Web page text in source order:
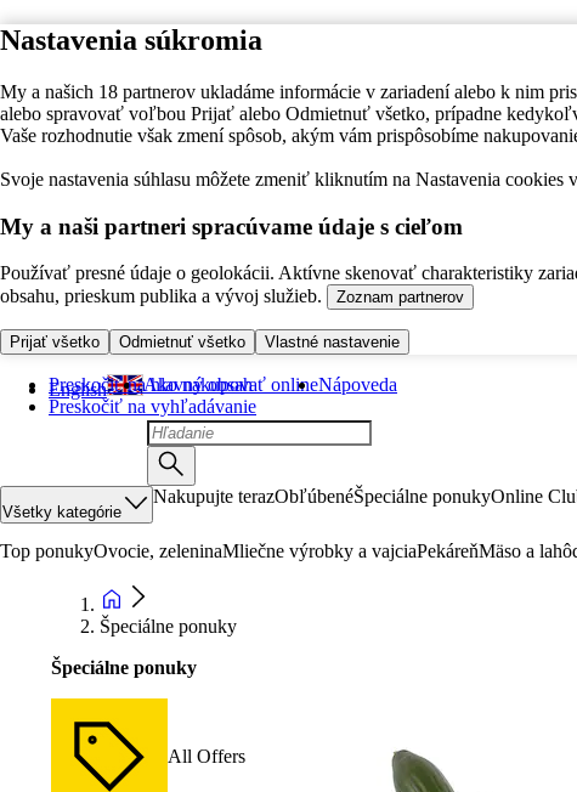
Nastavenia súkromia
My a našich 18 partnerov ukladáme informácie v zariadení alebo k nim
alebo spravovať voľbou Prijať alebo Odmietnuť všetko, prípadne
Vaše rozhodnutie však zmení spôsob, akým vám prispôsobíme
Svoje nastavenia súhlasu môžete zmeniť kliknutím na Nastavenia cookies
My a naši partneri spracúvame údaje s cieľom
Používať presné údaje o geolokácii. Aktívne skenovať charakteristiky
obsahu, prieskum publika a vývoj služieb.
Zoznam partnerov
Prijať všetko Odmietnuť všetko Vlastné nastavenie
Preskočiť na hlavný obsah
Preskočiť na vyhľadávanie
English Ako nakupovať onlineNápoveda
Všetky kategórie
Nakupujte terazObľúbenéŠpeciálne ponukyOnline
Top ponukyOvocie, zeleninaMliečne výrobky a vajciaPekáreňMäso a
Špeciálne ponuky
Špeciálne ponuky
All Offers